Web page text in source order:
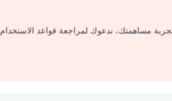
مساهمتك، ندعوك لمراجعة قواعد الاستخدام